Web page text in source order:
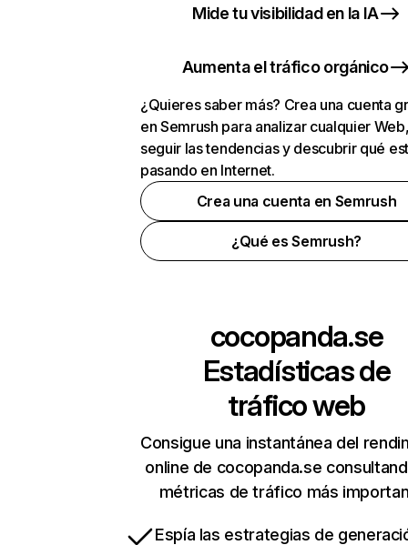
Mide tu visibilidad en la IA
Aumenta el tráfico orgánico
¿Quieres saber más? Crea una cuenta
en Semrush para analizar cualquier
seguir las tendencias y descubrir qué
pasando en Internet.
Crea una cuenta en Semrush
¿Qué es Semrush?
cocopanda.se
Estadísticas de
tráfico web
Consigue una instantánea del
online de cocopanda.se
métricas de tráfico más
Espía las estrategias de